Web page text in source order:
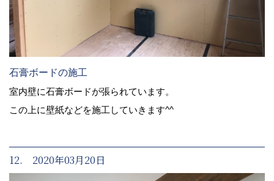
石膏ボードの施工
室内壁に石膏ボードが張られています。
この上に壁紙などを施工していきます^^
12. 2020年03月20日